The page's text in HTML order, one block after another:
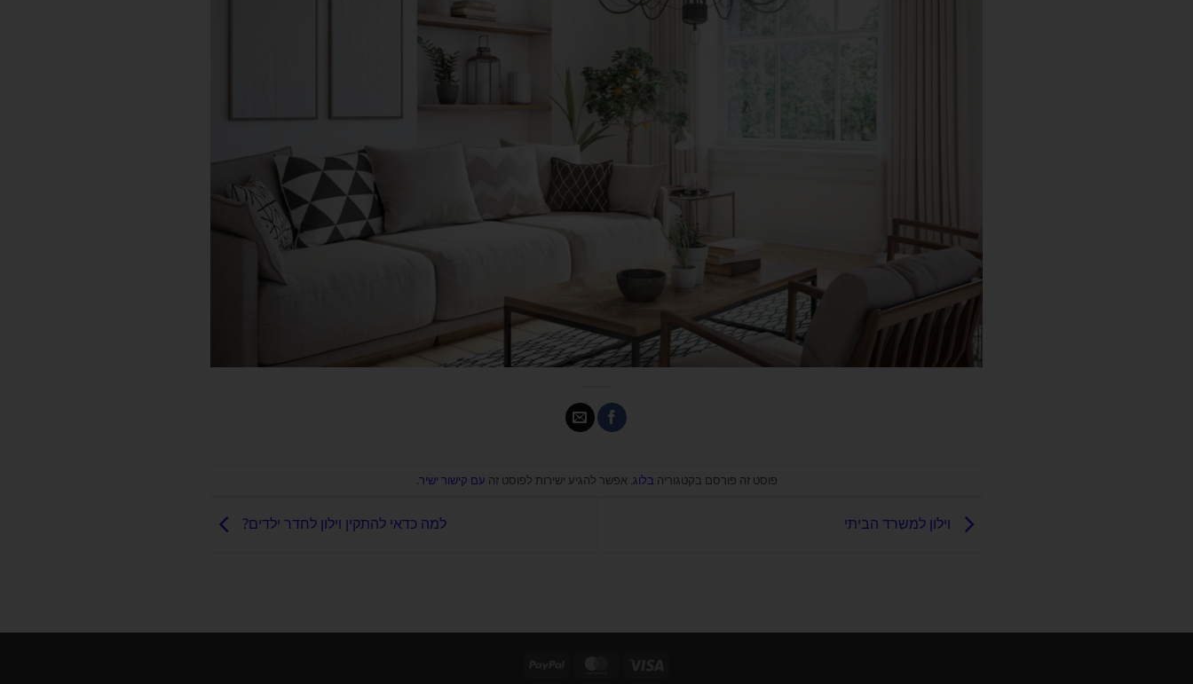
פוסט זה פורסם בקטגוריה בלוג. אפשר להגיע ישירות לפוסט זה עם קישור ישיר.
וילון למשרד הביתי למה כדאי להתקין וילון לחדר ילדים?